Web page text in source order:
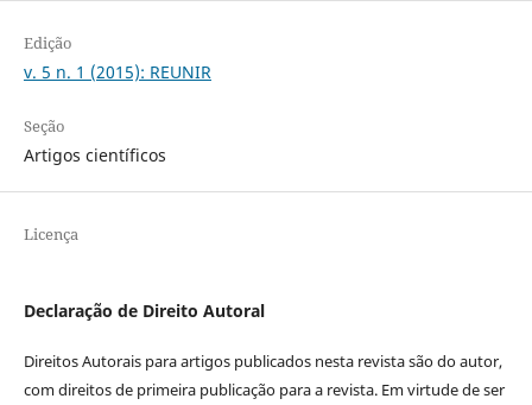
Edição
v. 5 n. 1 (2015): REUNIR
Seção
Artigos científicos
Licença
Declaração de Direito Autoral
Direitos Autorais para artigos publicados nesta revista são do autor,
com direitos de primeira publicação para a revista. Em virtude de ser